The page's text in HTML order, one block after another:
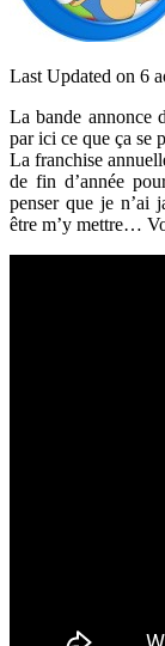
Last Updated on 6
La bande annonce
par ici ce que ça se
La franchise
de fin d’année
penser que je n’ai
être m’y mettre…